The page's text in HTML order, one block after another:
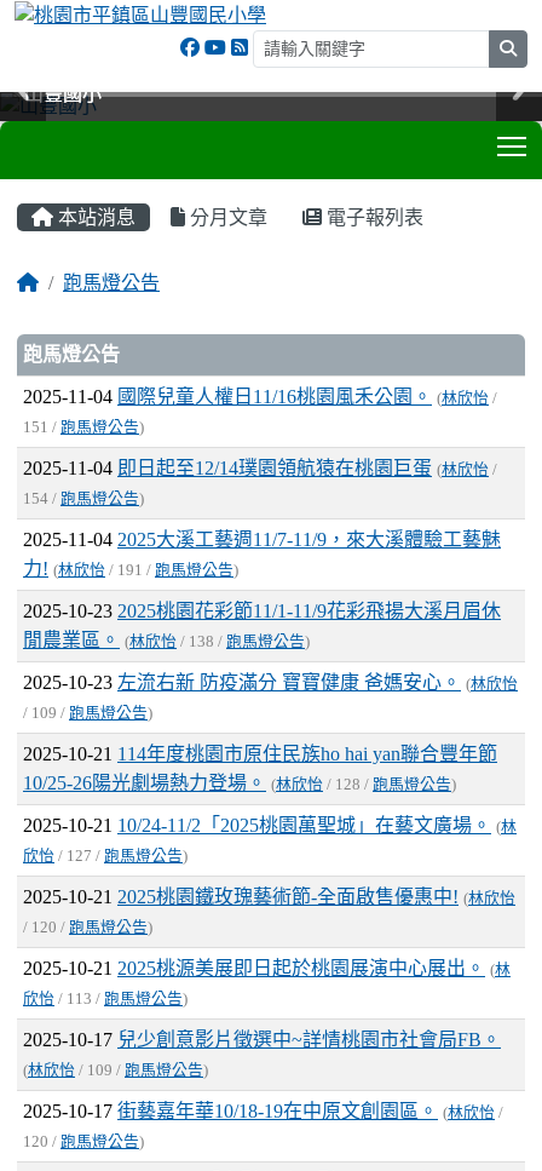
山豐國小
山豐國小
山豐國小
山豐國小
本站消息 分月文章 電子報列表
跑馬燈公告
文章列表
跑馬燈公告
2025-11-04 國際兒童人權日11/16桃園風禾公園。 (林欣怡 /
151 / 跑馬燈公告)
2025-11-04 即日起至12/14璞園領航猿在桃園巨蛋 (林欣怡 /
154 / 跑馬燈公告)
2025-11-04 2025大溪工藝週11/7-11/9，來大溪體驗工藝魅
力! (林欣怡 / 191 / 跑馬燈公告)
2025-10-23 2025桃園花彩節11/1-11/9花彩飛揚大溪月眉休
閒農業區。
(林欣怡 / 138 / 跑馬燈公告)
2025-10-23 左流右新 防疫滿分 寶寶健康 爸媽安心。 (林欣怡
/ 109 / 跑馬燈公告)
2025-10-21 114年度桃園市原住民族ho hai yan聯合豐年節
10/25-26陽光劇場熱力登場。
(林欣怡 / 128 / 跑馬燈公告)
2025-10-21 10/24-11/2「2025桃園萬聖城」在藝文廣場。 (林
欣怡 / 127 / 跑馬燈公告)
2025-10-21 2025桃園鐵玫瑰藝術節-全面啟售優惠中! (林欣怡
/ 120 / 跑馬燈公告)
2025-10-21 2025桃源美展即日起於桃園展演中心展出。 (林
欣怡 / 113 / 跑馬燈公告)
2025-10-17 兒少創意影片徵選中~詳情桃園市社會局FB。
(林欣怡 / 109 / 跑馬燈公告)
2025-10-17 街藝嘉年華10/18-19在中原文創園區。 (林欣怡 /
120 / 跑馬燈公告)